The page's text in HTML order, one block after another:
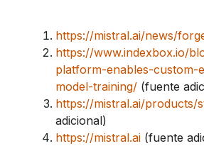
https://mistral.ai/news/
https://www.indexbox.io/
platform-enables-custom-
model-training/ (fuente
https://mistral.ai/products/
adicional)
https://mistral.ai (fuente